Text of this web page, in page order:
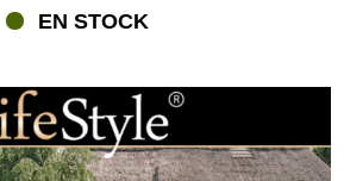
à son extérieur et à son mode de vie.
des tonnelles compactes pour les
spacieux pour accueillir une grande
EN STOCK